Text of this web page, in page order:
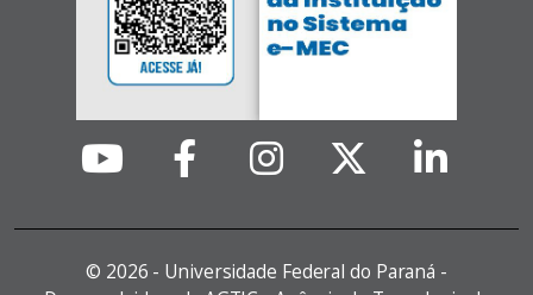
© 2026 - Universidade Federal do Paraná -